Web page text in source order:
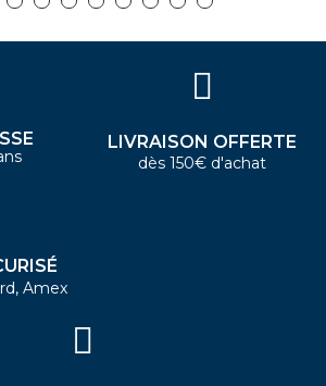
LIVRAISON OFFERTE
dès 150€ d'achat
Amex